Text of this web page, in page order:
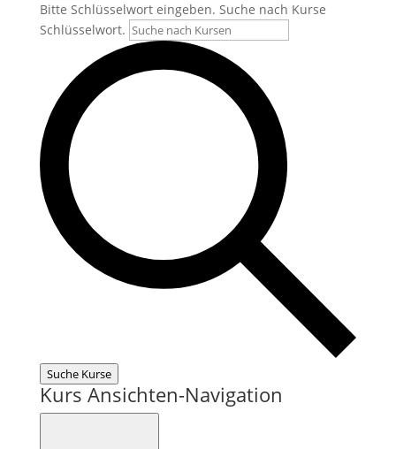
Bitte Schlüsselwort eingeben. Suche nach Kurse
Schlüsselwort.
Suche Kurse
Kurs Ansichten-Navigation